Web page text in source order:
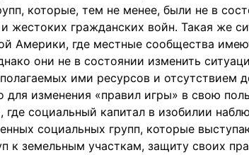
которые, тем не менее, были не в
жестоких гражданских войн. Такая же
Америки, где местные сообщества
они не в состоянии изменить
ими ресурсов и отсутствием
для изменения «правил игры» в свою
где социальный капитал в изобилии
социальных групп, которые
к земельным участкам, защиту своих